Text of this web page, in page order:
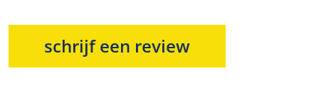
schrijf een review